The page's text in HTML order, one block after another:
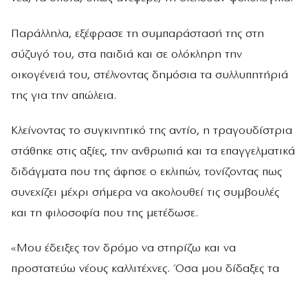
Παράλληλα, εξέφρασε τη συμπαράστασή της στη
σύζυγό του, στα παιδιά και σε ολόκληρη την
οικογένειά του, στέλνοντας δημόσια τα συλλυπητήριά
της για την απώλεια.
Κλείνοντας το συγκινητικό της αντίο, η τραγουδίστρια
στάθηκε στις αξίες, την ανθρωπιά και τα επαγγελματικά
διδάγματα που της άφησε ο εκλιπών, τονίζοντας πως
συνεχίζει μέχρι σήμερα να ακολουθεί τις συμβουλές
και τη φιλοσοφία που της μετέδωσε.
«Μου έδειξες τον δρόμο να στηρίζω και να
προστατεύω νέους καλλιτέχνες. Όσα μου δίδαξες τα